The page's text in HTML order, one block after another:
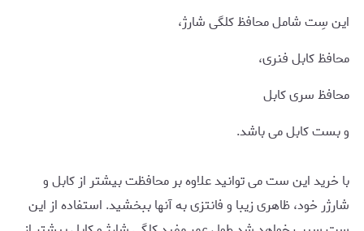
این سِت شامل محافظ کلگی شارژ،
محافظ کابل فنری،
محافظ سری کابل
و بست کابل می باشد.
با خرید این ست می توانید علاوه بر محافظت بیشتر از کابل و
شارژر خود، ظاهری زیبا و فانتزی به آنها ببخشید. استفاده از این